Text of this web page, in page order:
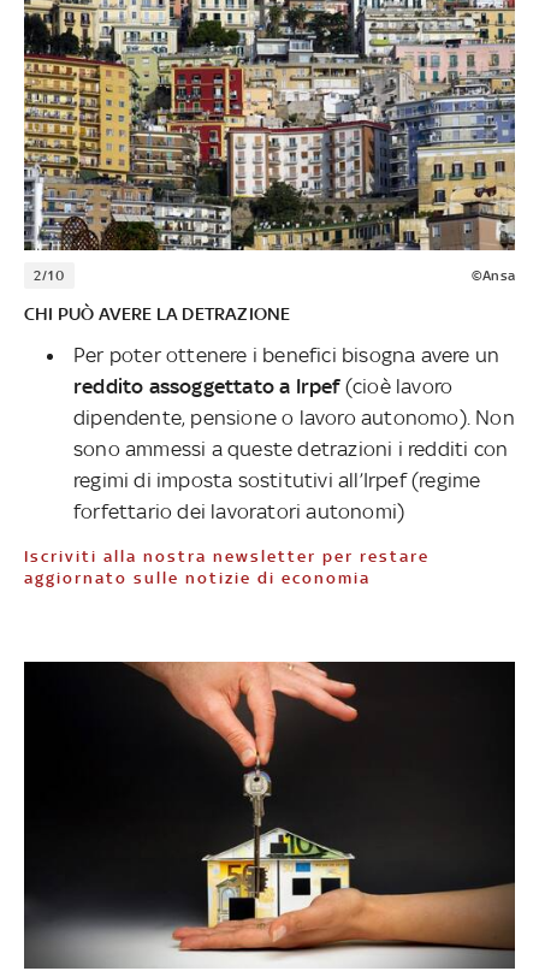
2/10 ©Ansa
CHI PUÒ AVERE LA DETRAZIONE
Per poter ottenere i benefici bisogna avere un
reddito assoggettato a Irpef (cioè lavoro
dipendente, pensione o lavoro autonomo). Non
sono ammessi a queste detrazioni i redditi con
regimi di imposta sostitutivi all’Irpef (regime
forfettario dei lavoratori autonomi)
Iscriviti alla nostra newsletter per restare
aggiornato sulle notizie di economia